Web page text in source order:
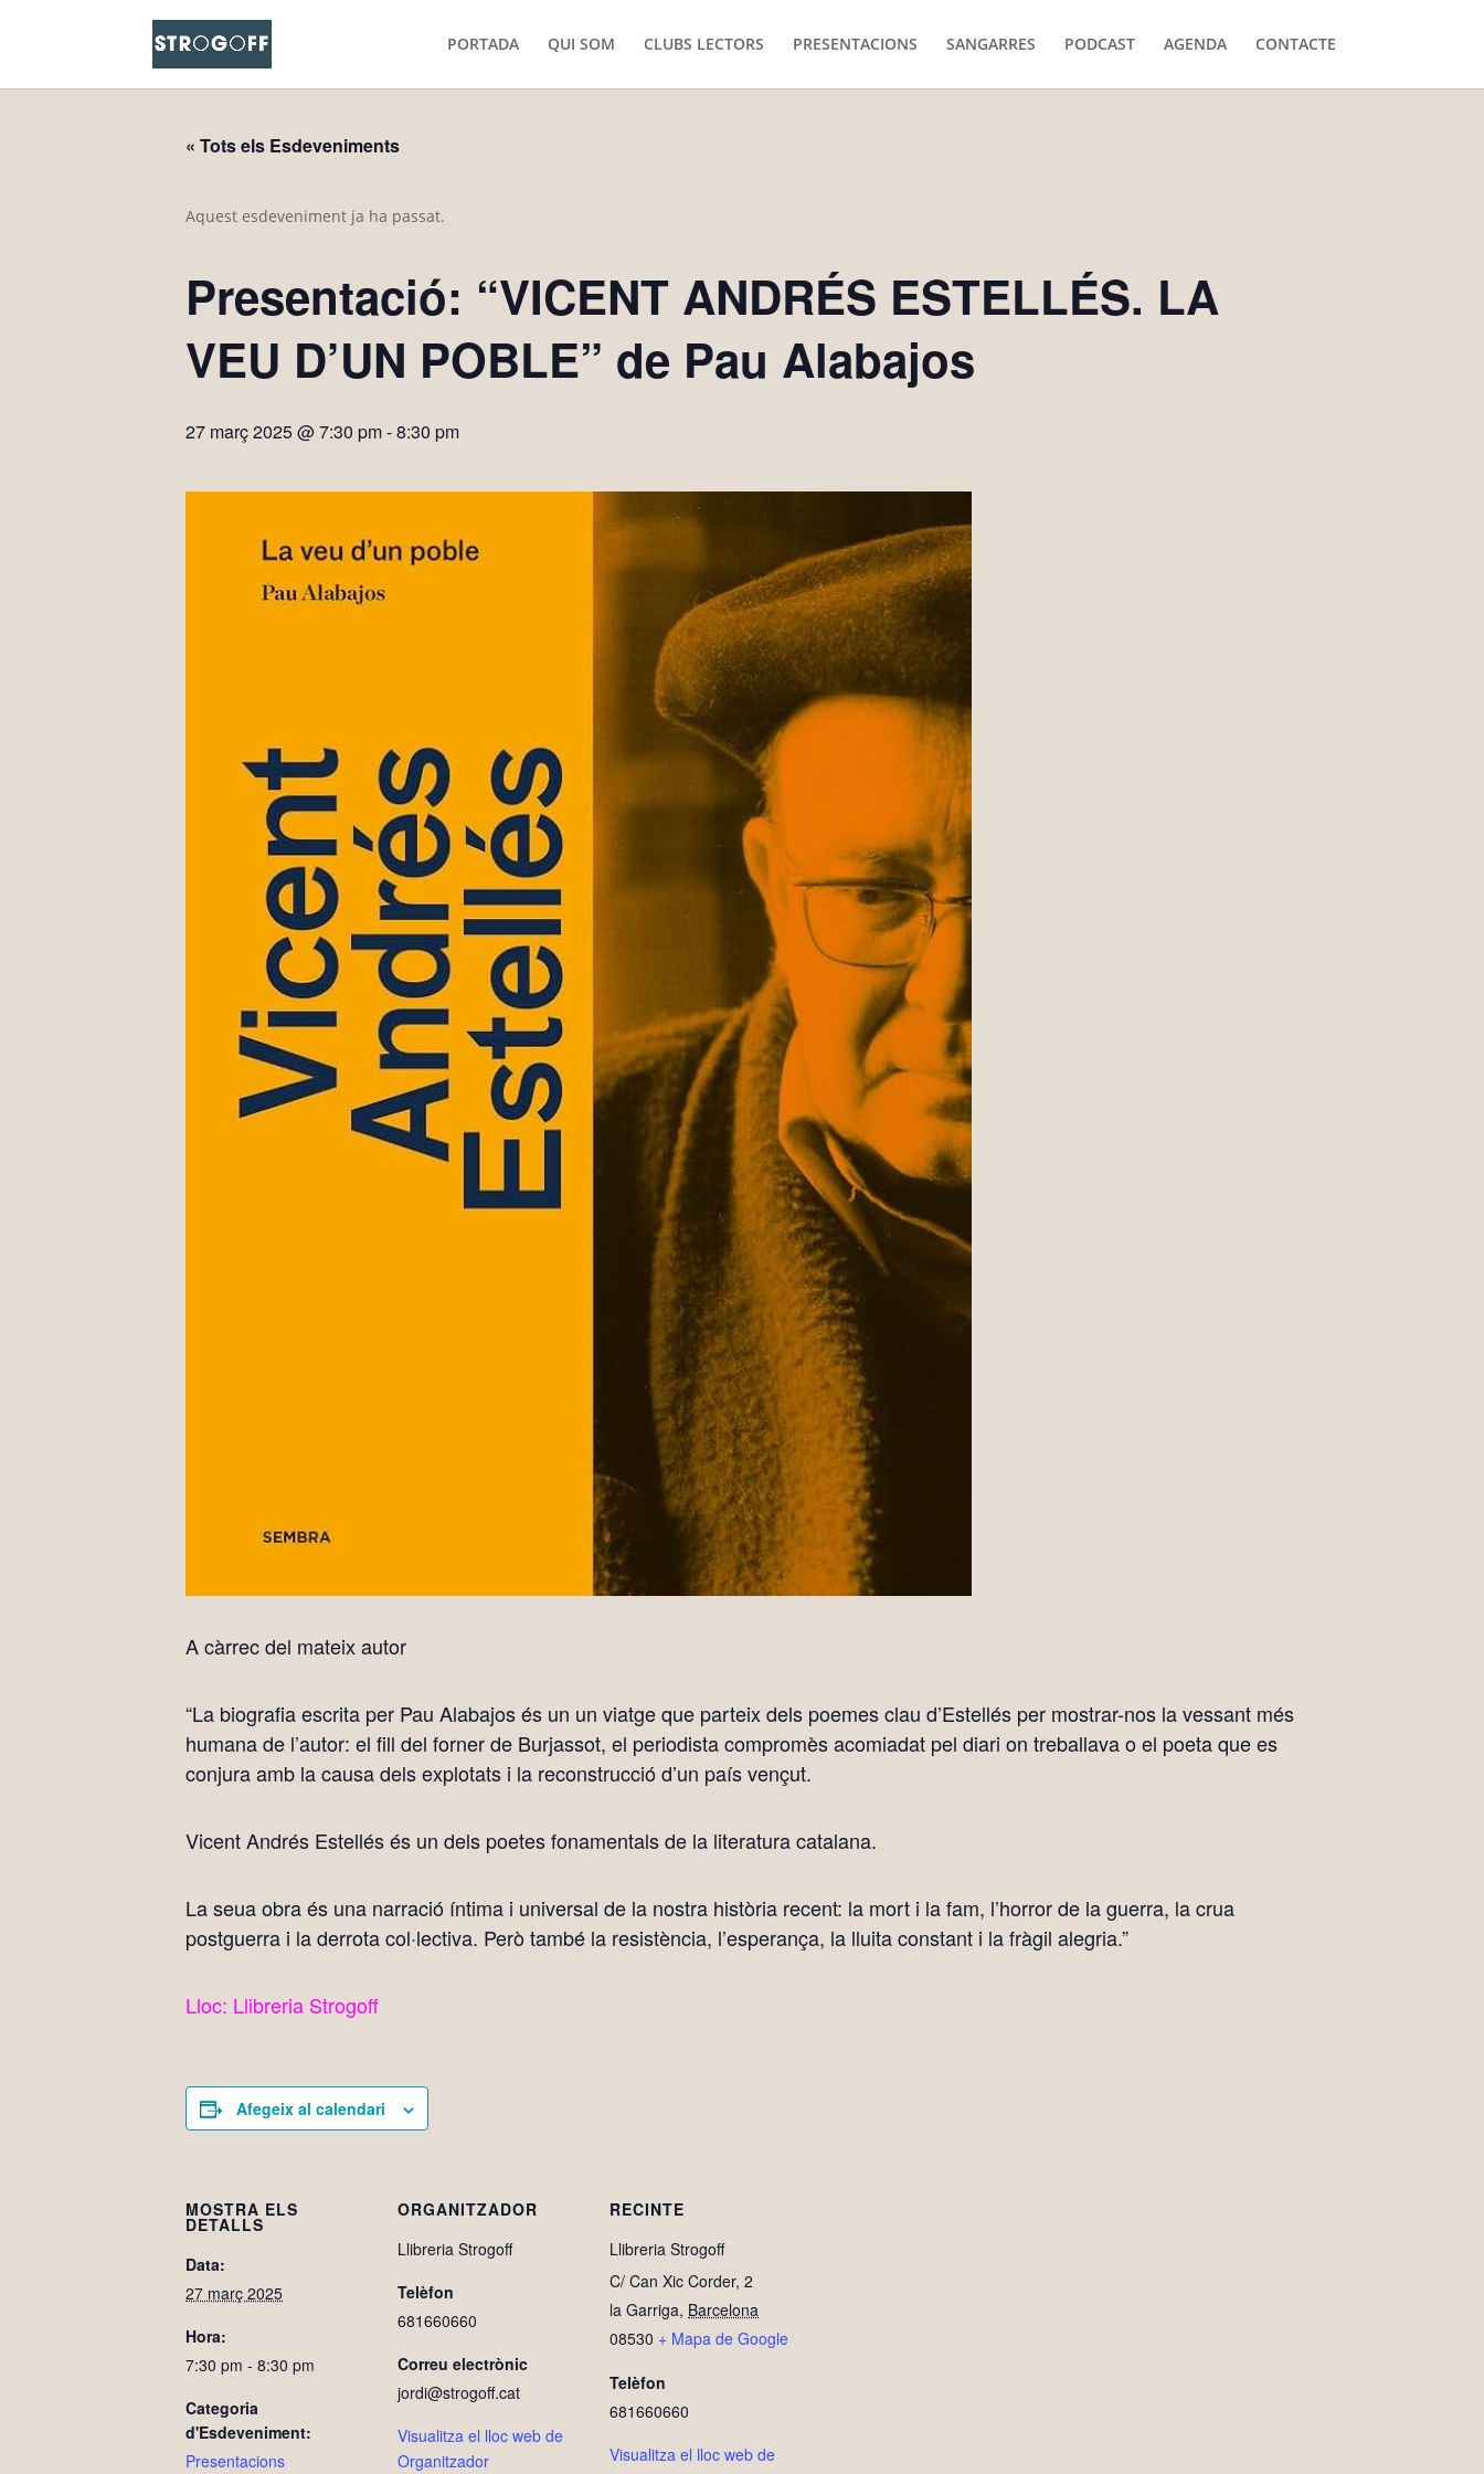
PORTADA QUI SOM CLUBS LECTORS PRESENTACIONS SANGARRES PODCAST AGENDA CONTACTE
« Tots els Esdeveniments
Aquest esdeveniment ja ha passat.
Presentació: “VICENT ANDRÉS ESTELLÉS. LA
VEU D’UN POBLE” de Pau Alabajos
27 març 2025 @ 7:30 pm-8:30 pm
A càrrec del mateix autor
“La biografia escrita per Pau Alabajos és un un viatge que parteix dels poemes clau d’Estellés per mostrar-nos la vessant més
humana de l’autor: el fill del forner de Burjassot, el periodista compromès acomiadat pel diari on treballava o el poeta que es
conjura amb la causa dels explotats i la reconstrucció d’un país vençut.
Vicent Andrés Estellés és un dels poetes fonamentals de la literatura catalana.
La seua obra és una narració íntima i universal de la nostra història recent: la mort i la fam, l’horror de la guerra, la crua
postguerra i la derrota col·lectiva. Però també la resistència, l’esperança, la lluita constant i la fràgil alegria.”
Lloc: Llibreria Strogoff
Afegeix al calendari
MOSTRA ELS
DETALLS
Data:
27 març 2025
Hora:
7:30 pm - 8:30 pm
Categoria
d'Esdeveniment:
Presentacions
ORGANITZADOR
Llibreria Strogoff
Telèfon
681660660
Correu electrònic
jordi@strogoff.cat
Visualitza el lloc web de
Organitzador
RECINTE
Llibreria Strogoff
C/ Can Xic Corder, 2
la Garriga, Barcelona
08530 + Mapa de Google
Telèfon
681660660
Visualitza el lloc web de